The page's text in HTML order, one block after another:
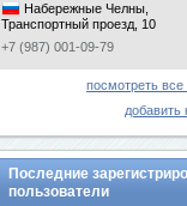
Набережные Челны,
Транспортный проезд, 10
+7 (987) 001-09-79
посмотреть
Последние
пользователи